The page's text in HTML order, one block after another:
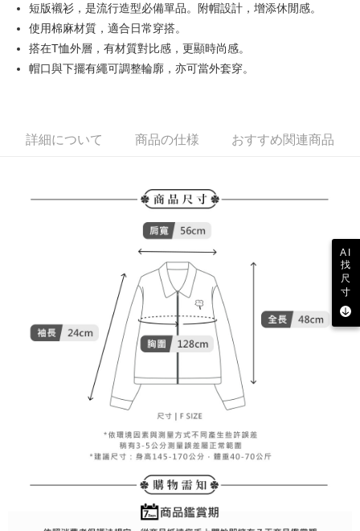
AFTEE代金後払い
説明
一、 AFTEE代金後払いについて
1.お支払い方法でAFTEE代金後払いを選択すると、携帯電話認証ウィンド
す。
4.ご注文が完了すると、携帯に支払い通知のSMSが届きます。アプリ会員
はアプリの通知に従って、4大コンビニ、またはATM/オンラインバンキン
代金納付期限は最短で 14 日以内ですので、ご注意ください。AFTEE アプ
リをダウンロードして AFTEE 会員になるとお支払い期限を最長 45 日以内
お支払期限は、ショップが請求した期日と、AFTEEで延長できる日数をも
とに計算されます。AFTEEで注文すると、商品を受け取るまで支払い期限
を延長できますが、商品を期限内に受け取れない場合があります（例：予
約商品や商品到着日が比較的遅い商品）。そのため、商品到着の有無に関
わらず、AFTEEで指定された期限内にお支払いください。
二、支払い限度額
1.初回 AFTEEを ご利用の際に、認証結果及び当社の審査の結果に基づ
き、限度額が設定されます。
3.現在、台湾の会員のみご利用いただけます。
ロテクションズ（以下 AFTEE という）が提供し、AFTEEが代金を徴収し
ます。当サービスご利用の際に提供しなければならない個人情報（注文者
の氏名、電話番号、受取人の氏名、電話番号、受取人住所を含むがこれに
ATM払い
全家取貨付款
7-11取貨付款
付款後7-11取貨
短版襯衫，是流行造型必備單品。附帽設計，增添休閒感。
使用棉麻材質，適合日常穿搭。
搭在T恤外層，有材質對比感，更顯時尚感。
帽口與下擺有繩可調整輪廓，亦可當外套穿。
詳細について 商品の仕様 おすすめ関連商品
AI
找
尺
寸